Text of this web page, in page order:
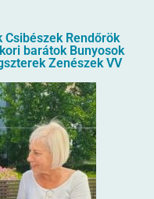
Rendőrök
barátok Bunyosok
Zenészek VV